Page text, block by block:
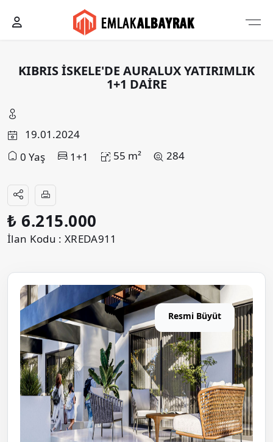
KIBRIS İSKELE'DE AURALUX YATIRIMLIK
1+1 DAİRE
19.01.2024
0 Yaş
1+1 55 m² 284
₺ 6.215.000
İlan Kodu : XREDA911
Resmi Büyüt